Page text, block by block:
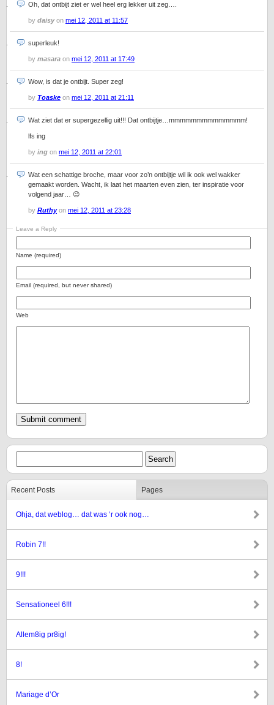
Oh, dat ontbijt ziet er wel heel erg lekker uit zeg….
by daisyon mei 12, 2011 at 11:57
superleuk!
by masara on mei 12, 2011 at 17:49
Wow, is dat je ontbijt. Super zeg!
by Toaske on mei 12, 2011 at 21:11
Wat ziet dat er supergezellig uit!!! Dat ontbijtje…mmmmmmmmmmmmmm!
lfs ing
by ing on mei 12, 2011 at 22:01
Wat een schattige broche, maar voor zo’n ontbijtje wil ik ook wel wakker
gemaakt worden. Wacht, ik laat het maarten even zien, ter inspiratie voor
volgend jaar… 😉
by Ruthyon mei 12, 2011 at 23:28
Leave a Reply
Name (required)
Email (required, but never shared)
Web
Recent Posts Pages
Ohja, dat weblog… dat was ‘r ook nog…
Robin 7!!
9!!!
Sensationeel 6!!!
Allem8ig pr8ig!
8!
Mariage d’Or